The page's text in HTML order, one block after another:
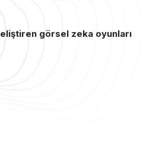
görsel zeka oyunları